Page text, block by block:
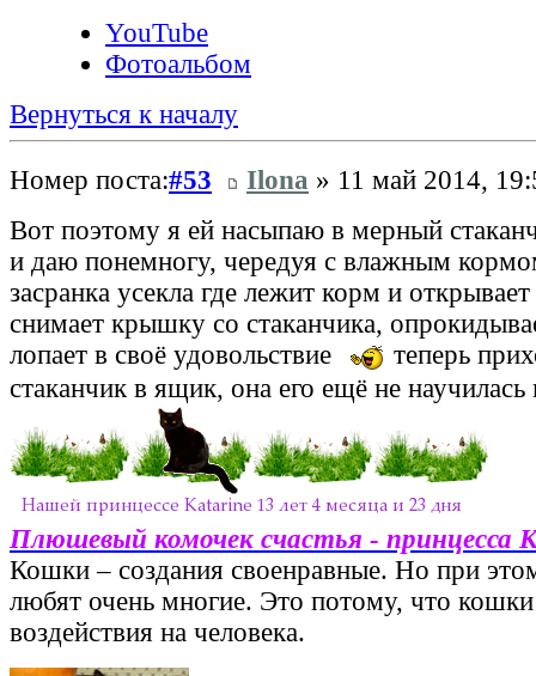
YouTube
Фотоальбом
Вернуться к началу
Номер поста:#53 Ilona » 11 май 2014,
Вот поэтому я ей насыпаю в мерный
и даю понемногу, чередуя с влажным
засранка усекла где лежит корм и
снимает крышку со стаканчика,
лопает в своё удовольствие
теперь
стаканчик в ящик, она его ещё не
Плюшевый комочек счастья - принцесса
Кошки – создания своенравные. Но при
любят очень многие. Это потому, что кошки
воздействия на человека.